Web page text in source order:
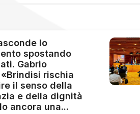
lo
spostando
Gabrio
rischia
il senso della
e della dignità
ancora una...